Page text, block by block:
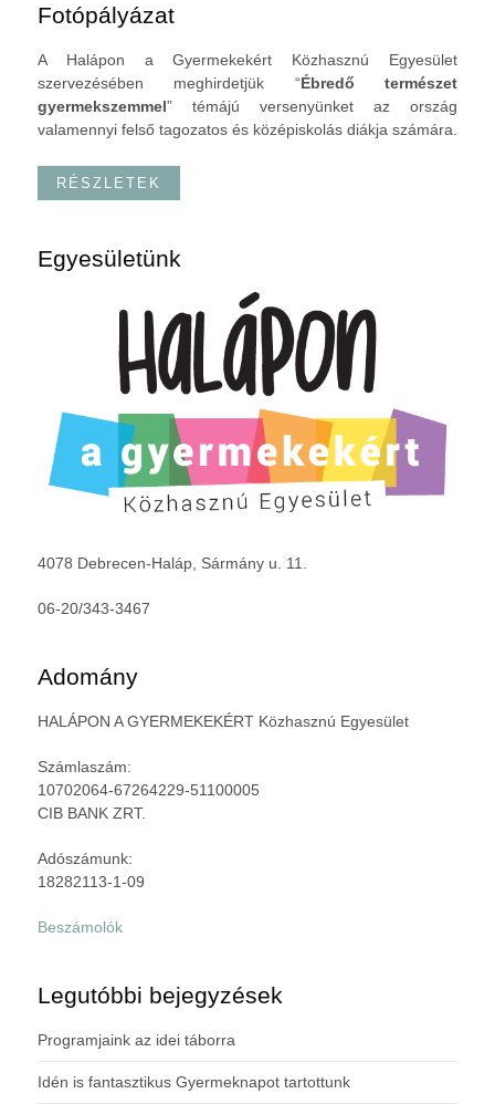
Fotópályázat
A Halápon a Gyermekekért Közhasznú Egyesület
szervezésében meghirdetjük “Ébredő természet
gyermekszemmel” témájú versenyünket az ország
valamennyi felső tagozatos és középiskolás diákja számára.
RÉSZLETEK
Egyesületünk
4078 Debrecen-Haláp, Sármány u. 11.
06-20/343-3467
Adomány
HALÁPON A GYERMEKEKÉRT Közhasznú Egyesület
Számlaszám:
10702064-67264229-51100005
CIB BANK ZRT.
Adószámunk:
18282113-1-09
Beszámolók
Legutóbbi bejegyzések
Programjaink az idei táborra
Idén is fantasztikus Gyermeknapot tartottunk